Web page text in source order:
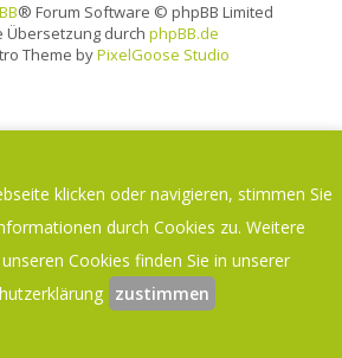
® Forum Software © phpBB Limited
Übersetzung durch phpBB.de
Theme byPixelGoose Studio
klicken oder navigieren, stimmen Sie
durch Cookies zu. Weitere
Cookies finden Sie in unserer
zustimmen